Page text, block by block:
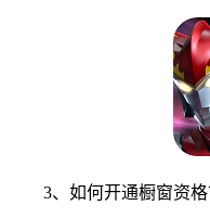
3、如何开通橱窗资格